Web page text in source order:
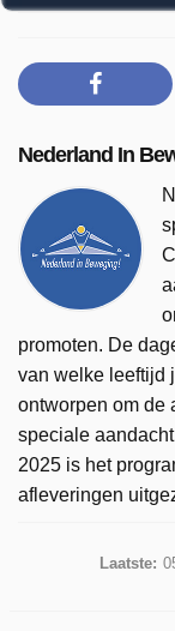
Nederland In
promoten. De
van welke leeftijd
ontworpen om de
speciale
2025 is het
afleveringen
Laatste: